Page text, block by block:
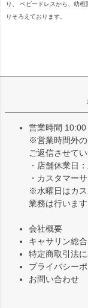
り、 ベビードレスから、幼
りそろえております。
営業時間
※営業時間外の
ご返信させてい
・店舗休業日
・カスタマー
※水曜日はカ
業務は行います
会社概要
キャサリン総
特定商取引法
プライバシー
お問い合わせ